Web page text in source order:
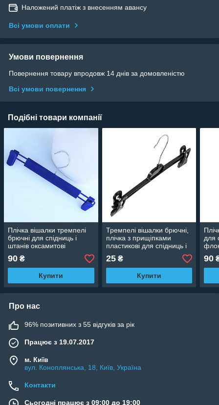
Наложений платіж з внесенням авансу
Всі умови оплати
Умови повернення
Повернення товару впродовж 14 днів за домовленістю
Всі умови повернення
Подібні товари компанії
Плічка вішалки тремпелі
брючні для спідниць і
штанів оксамитові
(флоковані) з прищіпками
сині, 33 см
90 ₴
Купити
Тремпелі вішалки брючні,
плічка з прищіпками
пластикові для спідниць і
штанів, 30 см
25₴
Купити
для
90
Про нас
96% позитивних з 55 відгуків за рік
Працює з 19.07.2017
м. Київ
вул. Коноплянська, 18, Київ, Україна
Контакти
Сьогодні працює з 09:00 до 19:00